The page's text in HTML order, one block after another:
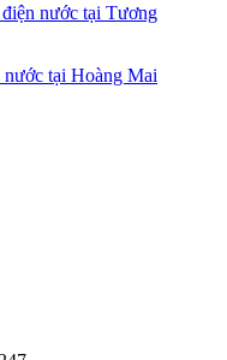
điện nước tại Tương
nước tại Hoàng Mai